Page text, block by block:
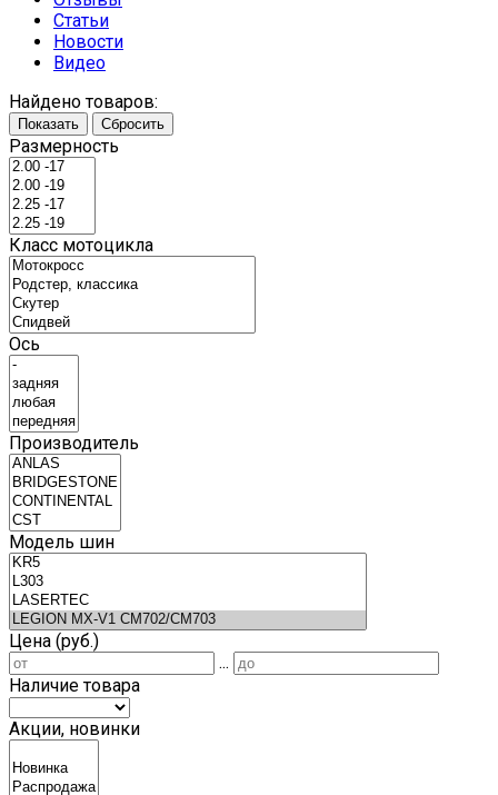
Статьи
Новости
Видео
Найдено товаров:
Показать Сбросить
Размерность
Класс мотоцикла
Ось
Производитель
Модель шин
Цена (руб.)
...
Наличие товара
Акции, новинки